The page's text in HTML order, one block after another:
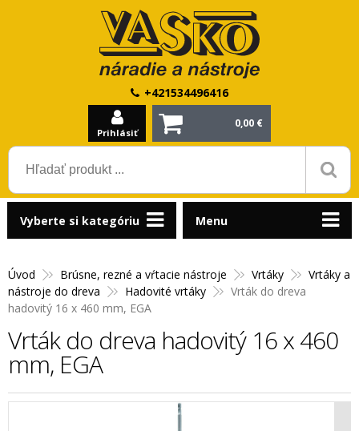
+421534496416
Prihlásiť
0,00 €
Úvod Brúsne, rezné a vŕtacie nástroje Vrtáky
Vrtáky a
nástroje do dreva
Hadovité vrtáky
Vrták do dreva
hadovitý 16 x 460 mm, EGA
Vrták do dreva hadovitý 16 x 460
mm, EGA
Vyberte si kategóriu Menu